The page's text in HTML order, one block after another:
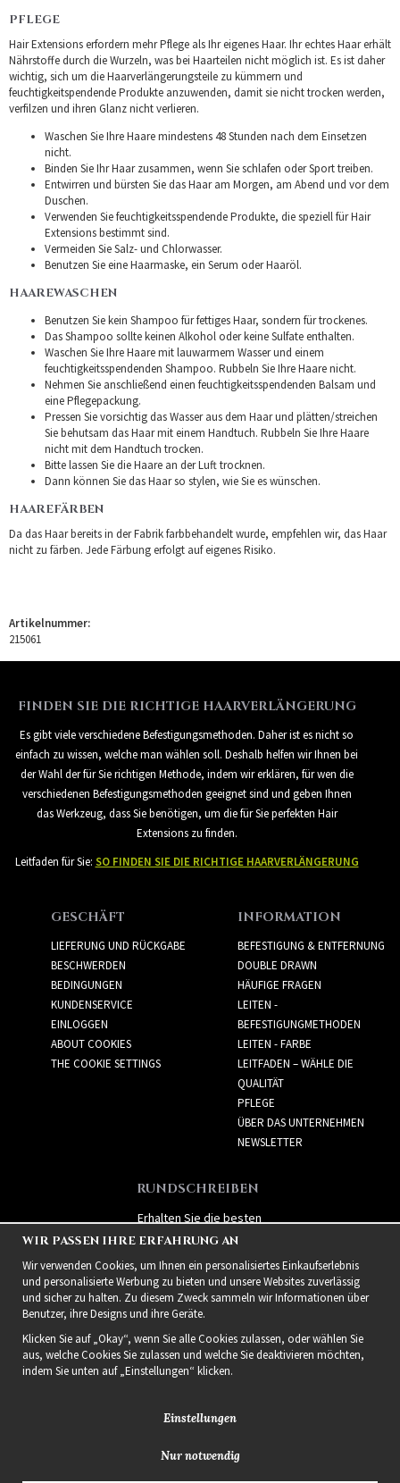
PFLEGE
Hair Extensions erfordern mehr Pflege als Ihr eigenes Haar. Ihr echtes Haar erhält
Nährstoffe durch die Wurzeln, was bei Haarteilen nicht möglich ist. Es ist daher
wichtig, sich um die Haarverlängerungsteile zu kümmern und
feuchtigkeitspendende Produkte anzuwenden, damit sie nicht trocken werden,
verfilzen und ihren Glanz nicht verlieren.
Waschen Sie Ihre Haare mindestens 48 Stunden nach dem Einsetzen
nicht.
Binden Sie Ihr Haar zusammen, wenn Sie schlafen oder Sport treiben.
Entwirren und bürsten Sie das Haar am Morgen, am Abend und vor dem
Duschen.
Verwenden Sie feuchtigkeitsspendende Produkte, die speziell für Hair
Extensions bestimmt sind.
Vermeiden Sie Salz- und Chlorwasser.
Benutzen Sie eine Haarmaske, ein Serum oder Haaröl.
HAAREWASCHEN
Benutzen Sie kein Shampoo für fettiges Haar, sondern für trockenes.
Das Shampoo sollte keinen Alkohol oder keine Sulfate enthalten.
Waschen Sie Ihre Haare mit lauwarmem Wasser und einem
feuchtigkeitsspendenden Shampoo. Rubbeln Sie Ihre Haare nicht.
Nehmen Sie anschließend einen feuchtigkeitsspendenden Balsam und
eine Pflegepackung.
Pressen Sie vorsichtig das Wasser aus dem Haar und plätten/streichen
Sie behutsam das Haar mit einem Handtuch. Rubbeln Sie Ihre Haare
nicht mit dem Handtuch trocken.
Bitte lassen Sie die Haare an der Luft trocknen.
Dann können Sie das Haar so stylen, wie Sie es wünschen.
HAAREFÄRBEN
Da das Haar bereits in der Fabrik farbbehandelt wurde, empfehlen wir, das Haar
nicht zu färben. Jede Färbung erfolgt auf eigenes Risiko.
Artikelnummer:
215061
FINDEN SIE DIE RICHTIGE HAARVERLÄNGERUNG
Es gibt viele verschiedene Befestigungsmethoden. Daher ist es nicht so
einfach zu wissen, welche man wählen soll. Deshalb helfen wir Ihnen bei
der Wahl der für Sie richtigen Methode, indem wir erklären, für wen die
verschiedenen Befestigungsmethoden geeignet sind und geben Ihnen
das Werkzeug, dass Sie benötigen, um die für Sie perfekten Hair
Extensions zu finden.
Leitfaden für Sie: SO FINDEN SIE DIE RICHTIGE HAARVERLÄNGERUNG
GESCHÄFT
LIEFERUNG UND RÜCKGABE
BESCHWERDEN
BEDINGUNGEN
KUNDENSERVICE
EINLOGGEN
ABOUT COOKIES
THE COOKIE SETTINGS
INFORMATION
BEFESTIGUNG & ENTFERNUNG
DOUBLE DRAWN
HÄUFIGE FRAGEN
LEITEN -
BEFESTIGUNGMETHODEN
LEITEN - FARBE
LEITFADEN – WÄHLE DIE
QUALITÄT
PFLEGE
ÜBER DAS UNTERNEHMEN
NEWSLETTER
RUNDSCHREIBEN
Erhalten Sie die besten
Angebote und spannende
neue Produkte!
2021 Delightful Hair
WIR PASSEN IHRE ERFAHRUNG AN
Wir verwenden Cookies, um Ihnen ein personalisiertes Einkaufserlebnis
und personalisierte Werbung zu bieten und unsere Websites zuverlässig
und sicher zu halten. Zu diesem Zweck sammeln wir Informationen über
Benutzer, ihre Designs und ihre Geräte.
Klicken Sie auf „Okay“, wenn Sie alle Cookies zulassen, oder wählen Sie
aus, welche Cookies Sie zulassen und welche Sie deaktivieren möchten,
indem Sie unten auf „Einstellungen“ klicken.
Einstellungen
Nur notwendig